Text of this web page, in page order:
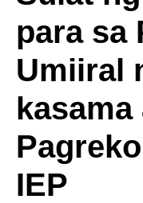
para sa
Umiiral
kasama
IEP